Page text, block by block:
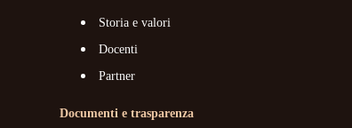
Storia e valori
Docenti
Partner
Documenti e trasparenza